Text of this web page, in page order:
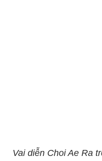
Vai diễn Choi Ae Ra